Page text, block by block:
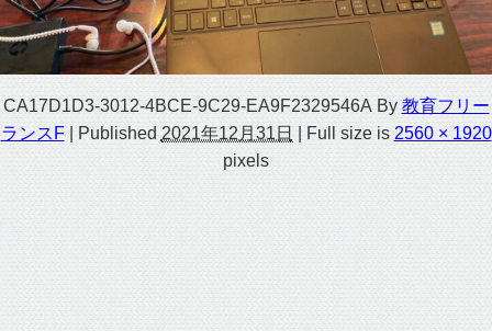
CA17D1D3-3012-4BCE-9C29-EA9F2329546A By 教育フリー
ランスF
Published 2021年12月31日 Full size is 2560 × 1920
pixels